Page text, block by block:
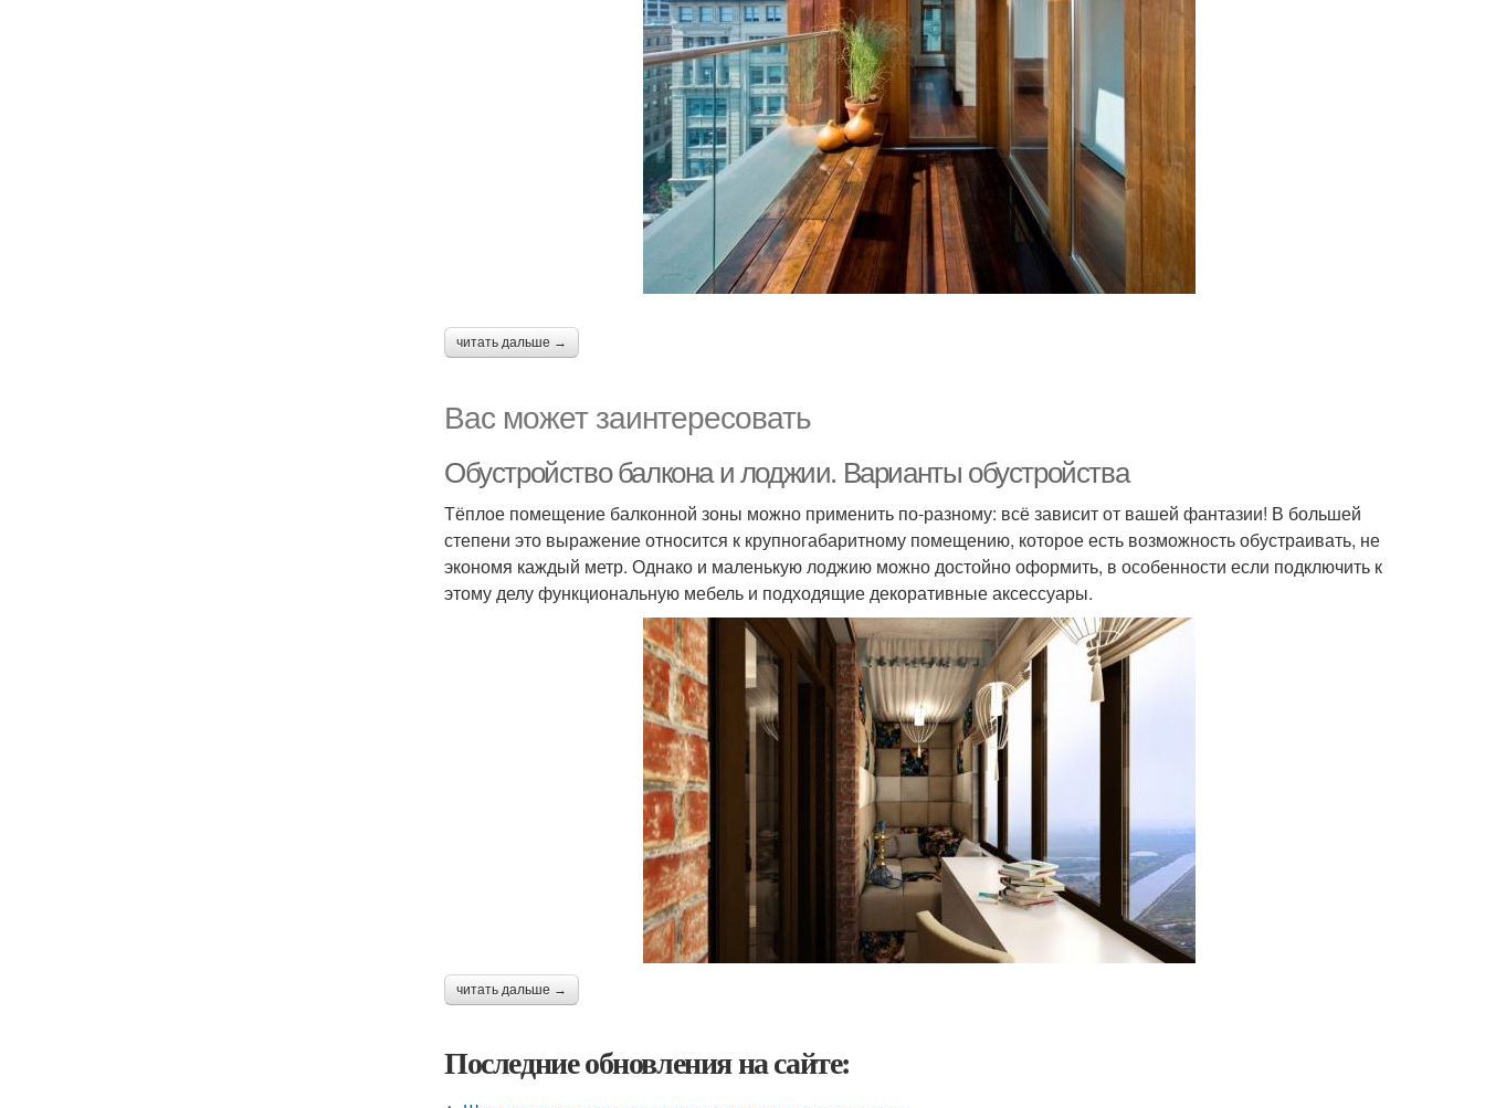
читать дальше →
Вас может заинтересовать
Обустройство балкона и лоджии. Варианты обустройства
Тёплое помещение балконной зоны можно применить по-разному: всё зависит от вашей фантазии! В большей
степени это выражение относится к крупногабаритному помещению, которое есть возможность обустраивать, не
экономя каждый метр. Однако и маленькую лоджию можно достойно оформить, в особенности если подключить к
этому делу функциональную мебель и подходящие декоративные аксессуары.
читать дальше →
Последние обновления на сайте: